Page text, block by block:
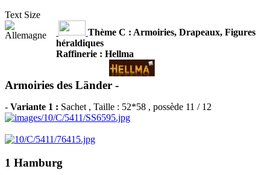
Text Size
Thème C : Armoiries, Drapeaux, Figures
héraldiques
Raffinerie : Hellma
Armoiries des Länder -
- Variante 1 : Sachet , Taille : 52*58 , possède 11 / 12
1 Hamburg